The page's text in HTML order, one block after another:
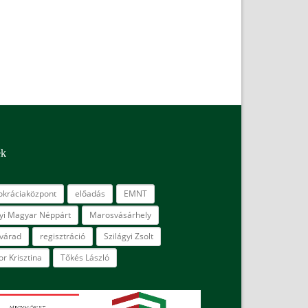
előadás
EMNT
Magyar Néppárt
Marosvásárhely
regisztráció
Szilágyi Zsolt
Krisztina
Tőkés László